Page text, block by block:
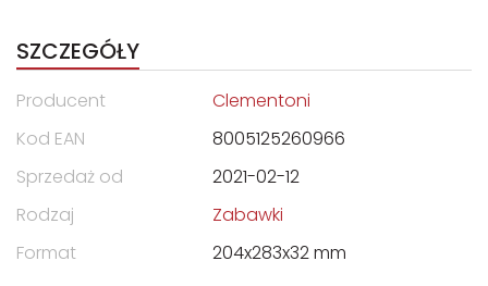
SZCZEGÓŁY
Producent
Clementoni
Kod EAN
8005125260966
Sprzedaż od
2021-02-12
Rodzaj
Zabawki
Format
204x283x32 mm